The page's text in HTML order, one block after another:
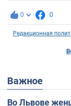
0 0
Редакционная
Важное
Во Львове